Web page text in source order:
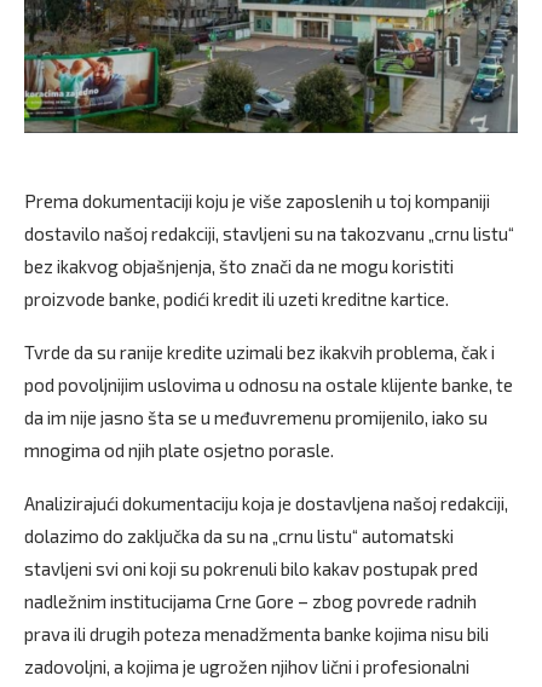
Prema dokumentaciji koju je više zaposlenih u toj kompaniji
dostavilo našoj redakciji, stavljeni su na takozvanu „crnu listu“
bez ikakvog objašnjenja, što znači da ne mogu koristiti
proizvode banke, podići kredit ili uzeti kreditne kartice.
Tvrde da su ranije kredite uzimali bez ikakvih problema, čak i
pod povoljnijim uslovima u odnosu na ostale klijente banke, te
da im nije jasno šta se u međuvremenu promijenilo, iako su
mnogima od njih plate osjetno porasle.
Analizirajući dokumentaciju koja je dostavljena našoj redakciji,
dolazimo do zaključka da su na „crnu listu“ automatski
stavljeni svi oni koji su pokrenuli bilo kakav postupak pred
nadležnim institucijama Crne Gore – zbog povrede radnih
prava ili drugih poteza menadžmenta banke kojima nisu bili
zadovoljni, a kojima je ugrožen njihov lični i profesionalni